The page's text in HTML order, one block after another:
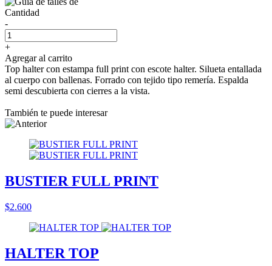
Cantidad
-
+
Agregar al carrito
Top halter con estampa full print con escote halter. Silueta entallada
al cuerpo con ballenas. Forrado con tejido tipo remería. Espalda
semi descubierta con cierres a la vista.
También te puede interesar
BUSTIER FULL PRINT
$2.600
HALTER TOP